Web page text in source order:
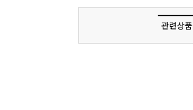
관련상품